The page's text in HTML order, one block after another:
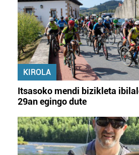
KIROLA
Itsasoko mendi bizikleta
29an egingo dute